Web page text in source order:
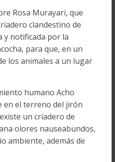
Rosa Murayari, que
clandestino de
y notificada por la
para que, en un
los animales a un lugar
humano Acho
en el terreno del jirón
un criadero de
olores nauseabundos,
ambiente, además de